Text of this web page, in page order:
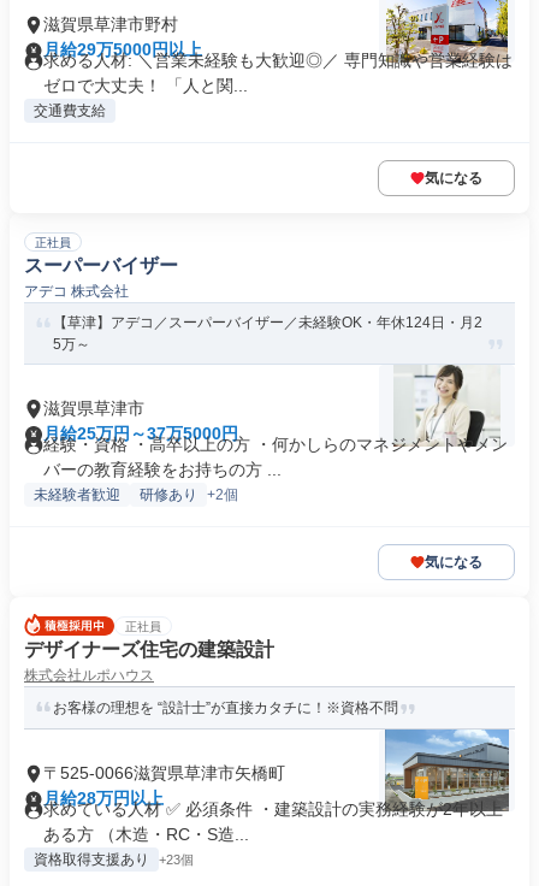
滋賀県草津市野村
月給29万5000円以上
求める人材: ＼営業未経験も大歓迎◎／ 専門知識や営業経験は
ゼロで大丈夫！ 「人と関...
交通費支給
気になる
正社員
スーパーバイザー
アデコ 株式会社
【草津】アデコ／スーパーバイザー／未経験OK・年休124日・月2
5万～
滋賀県草津市
月給25万円～37万5000円
経験・資格 ・高卒以上の方 ・何かしらのマネジメントやメン
バーの教育経験をお持ちの方 ...
未経験者歓迎 研修あり +2個
気になる
正社員
デザイナーズ住宅の建築設計
株式会社ルポハウス
お客様の理想を “設計士”が直接カタチに！※資格不問
〒525-0066滋賀県草津市矢橋町
月給28万円以上
求めている人材 ✅ 必須条件 ・建築設計の実務経験が2年以上
ある方 （木造・RC・S造...
資格取得支援あり +23個